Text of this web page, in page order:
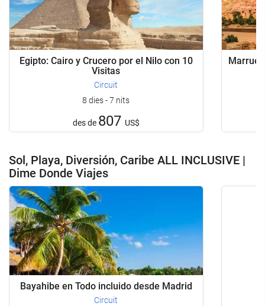
Egipto: Cairo y Crucero por el Nilo con 10
Visitas
Circuit
8 dies - 7 nits
des de 807 US$
Sol, Playa, Diversión, Caribe ALL INCLUSIVE |
Dime Donde Viajes
Bayahibe en Todo incluido desde Madrid
Circuit